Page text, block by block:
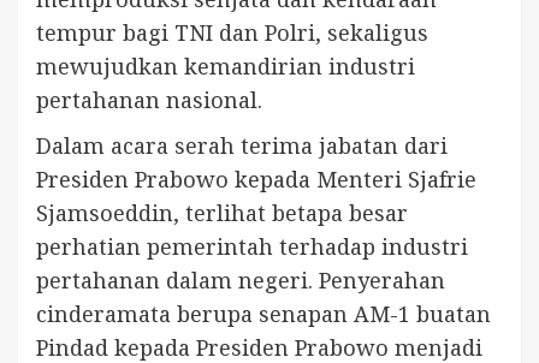
tempur bagi TNI dan Polri, sekaligus
mewujudkan kemandirian industri
pertahanan nasional.
Dalam acara serah terima jabatan dari
Presiden Prabowo kepada Menteri Sjafrie
Sjamsoeddin, terlihat betapa besar
perhatian pemerintah terhadap industri
pertahanan dalam negeri. Penyerahan
cinderamata berupa senapan AM-1 buatan
Pindad kepada Presiden Prabowo menjadi